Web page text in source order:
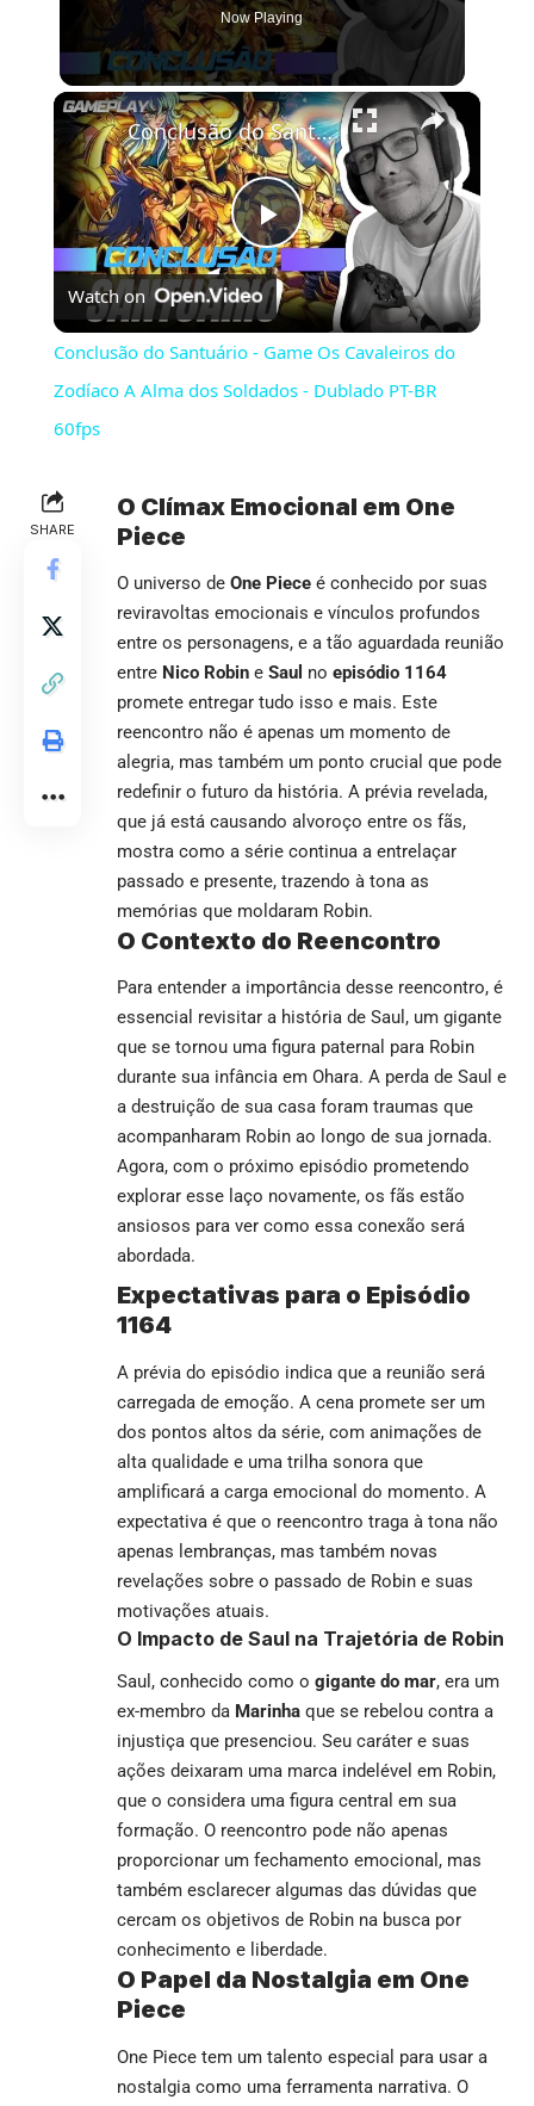
Now Playing
×
Play
Video
Conclusão do Santuário - Game Os Cavaleiros do Zodíaco A Alma dos Soldados - Dublado PT-BR 60fps
Watch on
Conclusão do Santuário - Game Os Cavaleiros do
Zodíaco A Alma dos Soldados - Dublado PT-BR
60fps
SHARE
O Clímax Emocional em One
Piece
O universo de One Piece é conhecido por suas
reviravoltas emocionais e vínculos profundos
entre os personagens, e a tão aguardada reunião
entre Nico Robin e Saul no episódio 1164
promete entregar tudo isso e mais. Este
reencontro não é apenas um momento de
alegria, mas também um ponto crucial que pode
redefinir o futuro da história. A prévia revelada,
que já está causando alvoroço entre os fãs,
mostra como a série continua a entrelaçar
passado e presente, trazendo à tona as
memórias que moldaram Robin.
O Contexto do Reencontro
Para entender a importância desse reencontro, é
essencial revisitar a história de Saul, um gigante
que se tornou uma figura paternal para Robin
durante sua infância em Ohara. A perda de Saul e
a destruição de sua casa foram traumas que
acompanharam Robin ao longo de sua jornada.
Agora, com o próximo episódio prometendo
explorar esse laço novamente, os fãs estão
ansiosos para ver como essa conexão será
abordada.
Expectativas para o Episódio
1164
A prévia do episódio indica que a reunião será
carregada de emoção. A cena promete ser um
dos pontos altos da série, com animações de
alta qualidade e uma trilha sonora que
amplificará a carga emocional do momento. A
expectativa é que o reencontro traga à tona não
apenas lembranças, mas também novas
revelações sobre o passado de Robin e suas
motivações atuais.
O Impacto de Saul na Trajetória de Robin
Saul, conhecido como o gigante do mar, era um
ex-membro da Marinha que se rebelou contra a
injustiça que presenciou. Seu caráter e suas
ações deixaram uma marca indelével em Robin,
que o considera uma figura central em sua
formação. O reencontro pode não apenas
proporcionar um fechamento emocional, mas
também esclarecer algumas das dúvidas que
cercam os objetivos de Robin na busca por
conhecimento e liberdade.
O Papel da Nostalgia em One
Piece
One Piece tem um talento especial para usar a
nostalgia como uma ferramenta narrativa. O